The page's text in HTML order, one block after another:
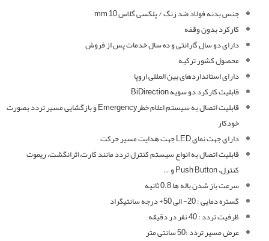
جنس بدنه فولاد ضد زنگ / پلکسی گلاس 10 mm
کارکرد بدون وقفه
دارای دو سال گارانتی و ده سال خدمات پس از فروش
محصول کشور ترکیه
دارای استانداردهای بین المللی اروپا
قابلیت کارکرد دو سویه BiDirection
قابلیت اتصال به سیستم اعلام خطرEmergency و بازگشایی مسیر تردد بصورت
خودکار
دارای جهت نمای LED جهت هدایت مسیر حرکت
قابلیت اتصال به انواع سیستم کنترل تردد مانند کارت،اثرانگشت، ریموت
کنترل، Push Button و …
سرعت باز شدن باله ها 0.8 ثانیه
گستره دمایی : 20- الی 50+ درجه سانتیگراد
ظرفیت تردد : 40 نفر در دقیقه
عرض مسیر تردد :50 سانتی متر